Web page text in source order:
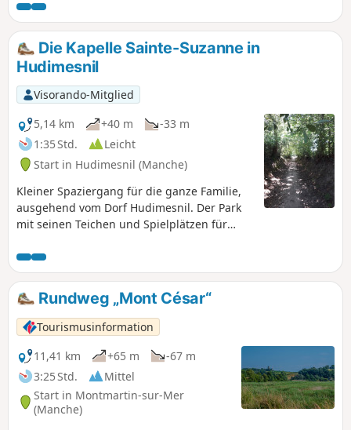
durch das Tal und die Hänge eines der drei Flüsse von
Coutances, La Soulles, in den Gemeinden südöstlich von
Coutances.Die Route führt an sehr schönen Häusern aus
regionalem Naturstein (oder Nebengebäuden ehemaliger
Bauernhöfe) vorbei.
Die Kapelle Sainte-Suzanne in
Hudimesnil
Visorando-Mitglied
5,14 km
+40 m
-33 m
1:35 Std.
Leicht
Start in Hudimesnil (Manche)
Kleiner Spaziergang für die ganze Familie,
ausgehend vom Dorf Hudimesnil. Der Park
mit seinen Teichen und Spielplätzen für
Rundweg „Mont César“
Tourismusinformation
11,41 km
+65 m
-67 m
3:25 Std.
Mittel
Start in Montmartin-sur-Mer
(Manche)